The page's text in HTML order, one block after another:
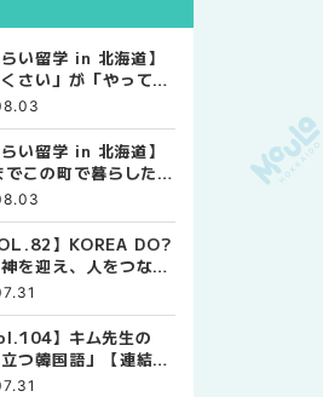
らい留学 in 北海道】
くさい」が「やってみ
わった。 十勝の風
生活
らい留学 in 北海道】
でこの町で暮らした
校で踏み出した、
】KOREA DO?
を迎え、人をつなぐ
端午祭 】
】キム先生の
立つ韓国語」【連結語
その4】